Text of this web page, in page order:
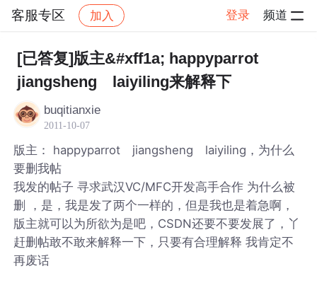
客服专区 加入 登录 频道
社区 客服专区 帖子详情
[已答复]版主&#xff1a; happyparrot
jiangsheng laiyiling来解释下
buqitianxie
2011-10-07
版主： happyparrot jiangsheng laiyiling，为什么
要删我帖
我发的帖子 寻求武汉VC/MFC开发高手合作 为什么被
删 ，是，我是发了两个一样的，但是我也是着急啊，
版主就可以为所欲为是吧，CSDN还要不要发展了，丫
赶删帖敢不敢来解释一下，只要有合理解释 我肯定不
再废话